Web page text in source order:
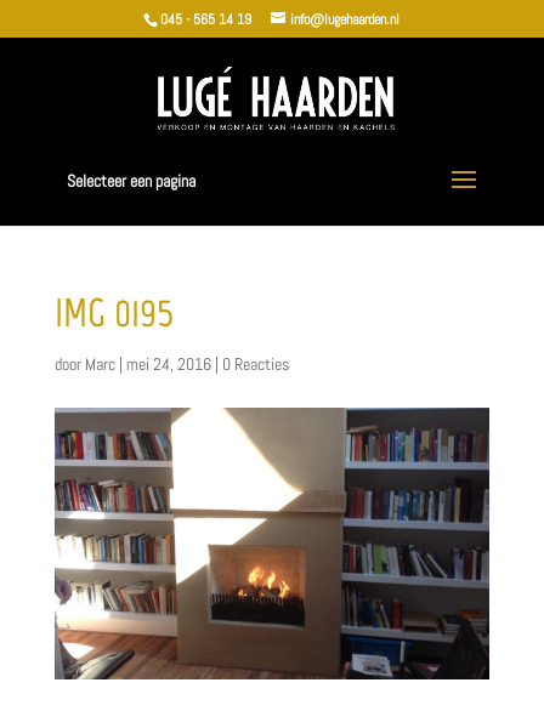
045 - 565 14 19 info@lugehaarden.nl
Selecteer een pagina
IMG_0195
door Marc| mei 24, 2016| 0 Reacties